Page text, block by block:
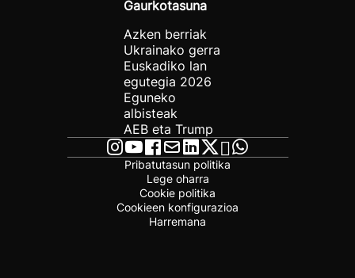
Gaurkotasuna
Azken berriak
Ukrainako gerra
Euskadiko lan
egutegia 2026
Eguneko
albisteak
AEB eta Trump
Pribatutasun politika
Lege oharra
Cookie politika
Cookieen konfigurazioa
Harremana